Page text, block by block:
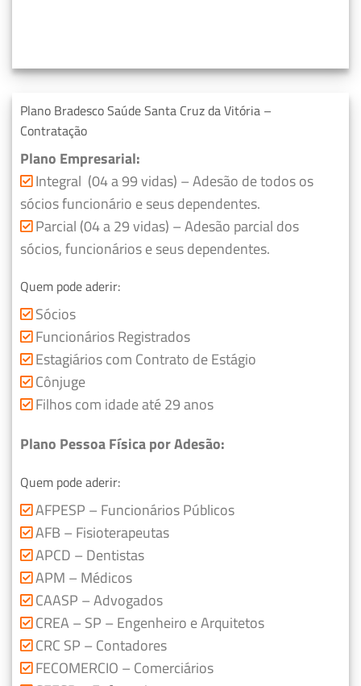
Plano Bradesco Saúde Santa Cruz da Vitória –
Contratação
Plano Empresarial:
Integral (04 a 99 vidas) – Adesão de todos os
sócios funcionário e seus dependentes.
Parcial (04 a 29 vidas) – Adesão parcial dos
sócios, funcionários e seus dependentes.
Quem pode aderir:
Sócios
Funcionários Registrados
Estagiários com Contrato de Estágio
Cônjuge
Filhos com idade até 29 anos
Plano Pessoa Física por Adesão:
Quem pode aderir:
AFPESP – Funcionários Públicos
AFB – Fisioterapeutas
APCD – Dentistas
APM – Médicos
CAASP – Advogados
CREA – SP – Engenheiro e Arquitetos
CRC SP – Contadores
FECOMERCIO – Comerciários